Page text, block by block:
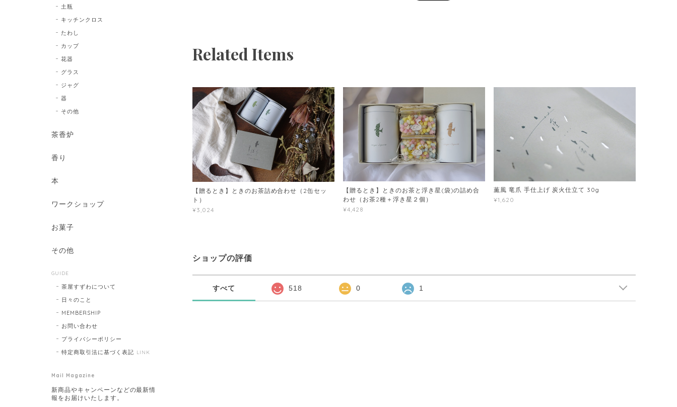
Related Items
【贈るとき】ときのお茶詰め合わせ（2缶セッ
ト）
¥3,024
【贈るとき】ときのお茶と浮き星(袋)の詰め合
わせ（お茶2種＋浮き星２個）
¥4,428
薫風 竜爪 手仕上げ 炭火仕立て 30g
¥1,620
ショップの評価
すべて 518 0 1
土瓶
キッチンクロス
たわし
カップ
花器
グラス
ジャグ
器
その他
茶香炉
香り
本
ワークショップ
お菓子
その他
GUIDE
茶屋すずわについて
日々のこと
MEMBERSHIP
お問い合わせ
プライバシーポリシー
特定商取引法に基づく表記 LINK
Mail Magazine
新商品やキャンペーンなどの最新情
報をお届けいたします。